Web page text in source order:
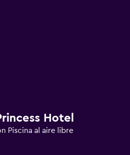
Hotel
Piscina al aire libre